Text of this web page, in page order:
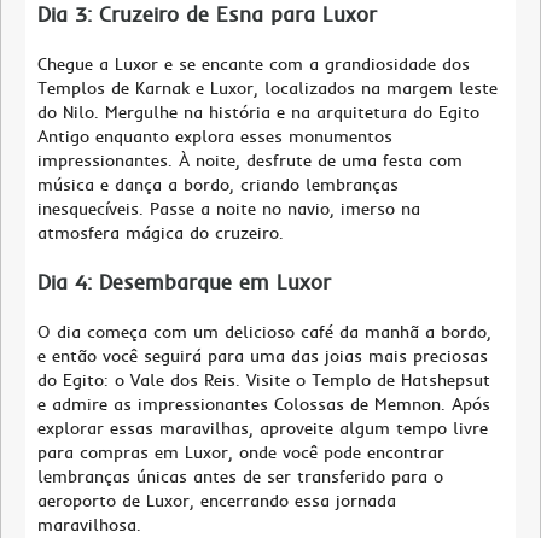
Dia 3: Cruzeiro de Esna para Luxor
Chegue a Luxor e se encante com a grandiosidade dos
Templos de Karnak e Luxor, localizados na margem leste
do Nilo. Mergulhe na história e na arquitetura do Egito
Antigo enquanto explora esses monumentos
impressionantes. À noite, desfrute de uma festa com
música e dança a bordo, criando lembranças
inesquecíveis. Passe a noite no navio, imerso na
atmosfera mágica do cruzeiro.
Dia 4: Desembarque em Luxor
O dia começa com um delicioso café da manhã a bordo,
e então você seguirá para uma das joias mais preciosas
do Egito: o Vale dos Reis. Visite o Templo de Hatshepsut
e admire as impressionantes Colossas de Memnon. Após
explorar essas maravilhas, aproveite algum tempo livre
para compras em Luxor, onde você pode encontrar
lembranças únicas antes de ser transferido para o
aeroporto de Luxor, encerrando essa jornada
maravilhosa.